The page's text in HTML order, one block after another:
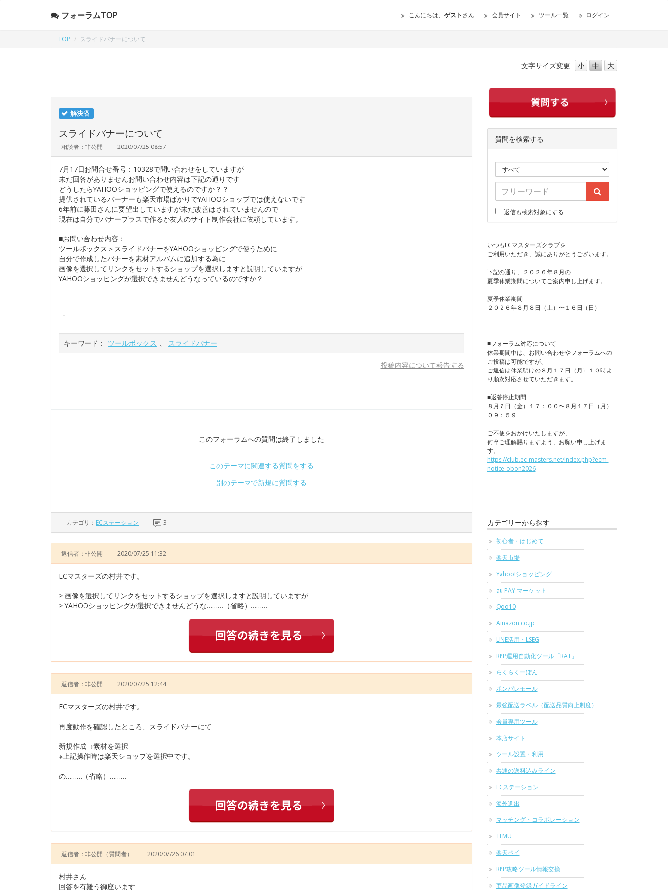
フォーラムTOP こんにちは、 ゲストさん 会員サイト ツール一覧 ログイン
TOP スライドバナーについて
文字サイズ変更 小 中 大
解決済
スライドバナーについて
相談者：非公開 2020/07/25 08:57
7月17日お問合せ番号：10328で問い合わせをしていますが
未だ回答がありませんお問い合わせ内容は下記の通りです
どうしたらYAHOOショッピングで使えるのですか？？
提供されているバーナーも楽天市場ばかりでYAHOOショップでは使えないです
6年前に藤田さんに要望出していますが未だ改善はされていませんので
現在は自分でバナープラスで作るか友人のサイト制作会社に依頼しています。
■お問い合わせ内容：
ツールボックス＞スライドバナーをYAHOOショッピングで使うために
自分で作成したバナーを素材アルバムに追加する為に
画像を選択してリンクをセットするショップを選択しますと説明していますが
YAHOOショッピングが選択できませんどうなっているのですか？
「
キーワード： ツールボックス 、 スライドバナー
投稿内容について報告する
このフォーラムへの質問は終了しました
このテーマに関連する質問をする
別のテーマで新規に質問する
カテゴリ： ECステーション 3
返信者：非公開 2020/07/25 11:32
ECマスターズの村井です。
> 画像を選択してリンクをセットするショップを選択しますと説明していますが
> YAHOOショッピングが選択できませんどうな………（省略）………
返信者：非公開 2020/07/25 12:44
ECマスターズの村井です。
再度動作を確認したところ、スライドバナーにて
新規作成→素材を選択
※上記操作時は楽天ショップを選択中です。
の………（省略）………
返信者：非公開 （質問者） 2020/07/26 07:01
村井さん
回答を有難う御座います
質問を検索する
返信も検索対象にする
いつもECマスターズクラブを
ご利用いただき、誠にありがとうございます。
下記の通り、２０２６年８月の
夏季休業期間についてご案内申し上げます。
夏季休業期間
２０２６年８月８日（土）〜１６日（日）
■フォーラム対応について
休業期間中は、お問い合わせやフォーラムへの
ご投稿は可能ですが、
ご返信は休業明けの８月１７日（月）１０時よ
り順次対応させていただきます。
■返答停止期間
８月７日（金）１７：００〜８月１７日（月）
０９：５９
ご不便をおかけいたしますが、
何卒ご理解賜りますよう、お願い申し上げま
す。
https://club.ec-masters.net/index.php?ecm-
notice-obon2026
カテゴリーから探す
初心者・はじめて
楽天市場
Yahoo!ショッピング
au PAY マーケット
Qoo10
Amazon.co.jp
LINE活用・LSEG
RPP運用自動化ツール「RAT」
らくらくーぽん
ポンパレモール
最強配送ラベル（配送品質向上制度）
会員専用ツール
本店サイト
ツール設置・利用
共通の送料込みライン
ECステーション
海外進出
マッチング・コラボレーション
TEMU
楽天ペイ
RPP攻略ツール情報交換
商品画像登録ガイドライン